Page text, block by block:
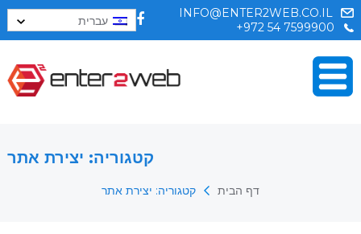
INFO@ENTER2WEB.CO.IL
+972 54 7599900
עברית
קטגוריה: יצירת אתר
דף הבית קטגוריה: יצירת אתר